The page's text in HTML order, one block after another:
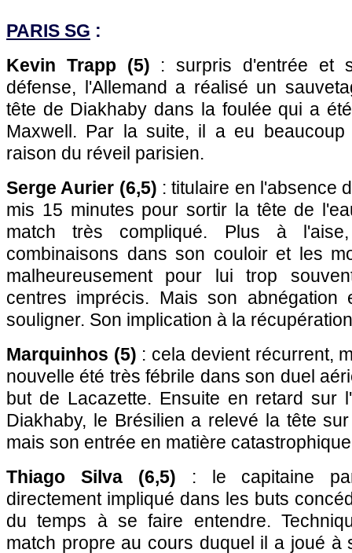
PARIS SG :
Kevin Trapp (5) : surpris d'entrée et
défense, l'Allemand a réalisé un
tête de Diakhaby dans la foulée qui a
Maxwell. Par la suite, il a eu
raison du réveil parisien.
Serge Aurier (6,5) : titulaire en l'absence
mis 15 minutes pour sortir la tête de
match très compliqué. Plus à
combinaisons dans son couloir et les
malheureusement pour lui trop
centres imprécis. Mais son
souligner. Son implication à la
Marquinhos (5) : cela devient récurrent,
nouvelle été très fébrile dans son duel
but de Lacazette. Ensuite en retard sur
Diakhaby, le Brésilien a relevé la tête
mais son entrée en matière
Thiago Silva (6,5) : le capitaine
directement impliqué dans les buts
du temps à se faire entendre.
match propre au cours duquel il a joué à